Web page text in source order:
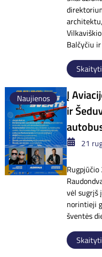
Balčyčiu ir
Naujienos
Į
ir
21
vėl sugrįš
norintieji
šventės